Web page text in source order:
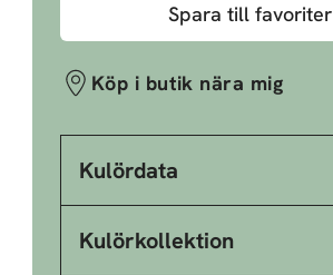
Spara till favoriter
Köp i butik nära mig
Kulördata
Kulörkollektion